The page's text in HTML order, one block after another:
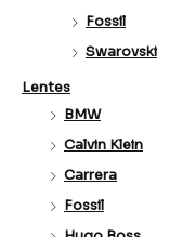
Fossil
Swarovski
Lentes
BMW
Calvin Klein
Carrera
Fossil